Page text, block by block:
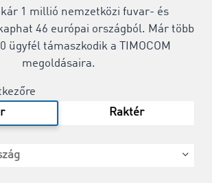
1 millió nemzetközi fuvar- és
46 európai országból. Már több
ügyfél támaszkodik a TIMOCOM
megoldásaira.
Raktér